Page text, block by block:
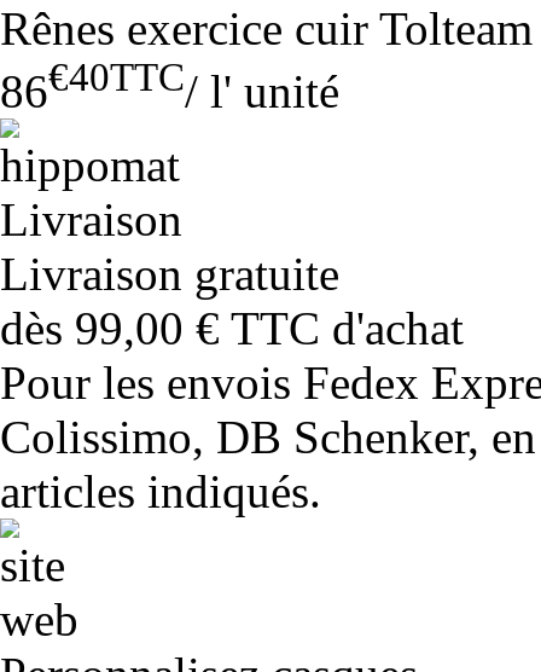
Rênes exercice cuir Tolteam
86€40TTC/ l' unité
Livraison gratuite
dès 99,00 € TTC d'achat
Pour les envois Fedex
Colissimo, DB Schenker,
articles indiqués.